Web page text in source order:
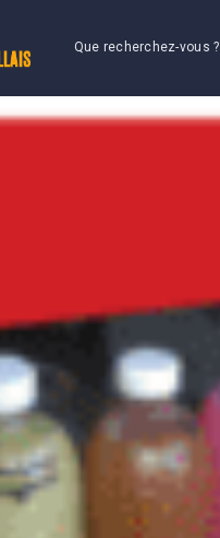
Que recherchez-vous ?